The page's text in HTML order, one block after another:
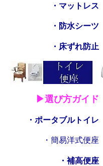
・マットレス
・防水シーツ
・床ずれ防止
▶選び方ガイド
・ポータブルトイレ
・簡易洋式便座
・補高便座